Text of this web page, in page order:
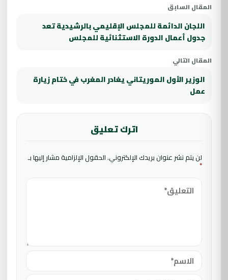
المقال السابق
اللجان الدائمة للمجلس الإقليمي بالرشيدية تعد
جدول أعمال الدورة الاستثنائية للمجلس
المقال التالي
الوزير الأول الموريتاني يغادر المغرب في ختام زيارة
عمل
اترك تعليق
لن يتم نشر عنوان بريدك الإلكتروني.الحقول الإلزامية مشار إليها بـ
*